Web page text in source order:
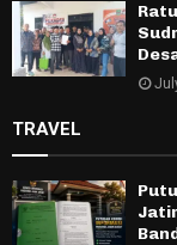
TRAVEL